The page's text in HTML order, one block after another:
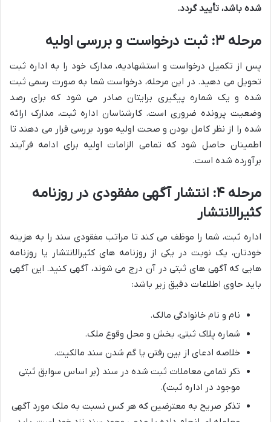
شده باشد، تأیید گردد.
مرحله ۳: ثبت درخواست و بررسی اولیه
پس از تکمیل درخواست و استشهادیه، مدارک خود را به اداره ثبت
تحویل می دهید. در این مرحله، درخواست شما به صورت رسمی ثبت
شده و یک شماره پیگیری برایتان صادر می شود که برای رصد
وضعیت پرونده ضروری است. کارشناسان اداره ثبت، مدارک ارائه
شده را از نظر کامل بودن و صحت اولیه مورد بررسی قرار می دهند تا
اطمینان حاصل شود که تمامی الزامات اولیه برای ادامه فرآیند
برآورده شده است.
مرحله ۴: انتشار آگهی مفقودی در روزنامه
کثیرالانتشار
اداره ثبت، شما را موظف می کند تا مراتب مفقودی سند را به هزینه
خودتان، یک نوبت در یکی از روزنامه های کثیرالانتشار یا روزنامه
هایی که آگهی های ثبتی در آن درج می شوند، آگهی کنید. این آگهی
باید حاوی اطلاعات دقیق زیر باشد:
نام و نام خانوادگی مالک.
شماره پلاک ثبتی، بخش و محل وقوع ملک.
خلاصه ادعای از بین رفتن یا گم شدن سند مالکیت.
ذکر تمامی معاملات ثبت شده در سند (بر اساس سوابق ثبتی
موجود در اداره ثبت).
تذکر صریح به معترضین که هر کس نسبت به ملک مورد آگهی